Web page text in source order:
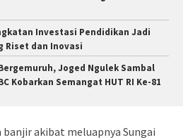
Investasi Pendidikan Jadi
Riset dan Inovasi
Joged Ngulek Sambal
Kobarkan Semangat HUT RI Ke-81
banjir akibat meluapnya Sungai